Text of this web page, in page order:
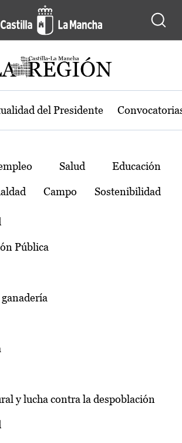
región de Castilla-La
del Presidente
Salud Educación
Campo Sostenibilidad
Pública
y lucha contra la despoblación